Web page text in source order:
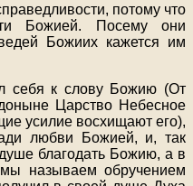
потому что
Божией. Посему они
Божиих кажется им
себя к слову Божию (От
Царство Небесное
усилие восхищают его),
любви Божией, и, так
благодать Божию, а в
называем обручением